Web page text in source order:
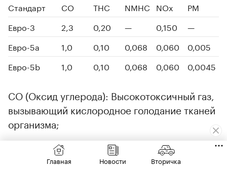
Стандарт СО ТНС NMHC NOx
PM
Евро-3
2,3 0,20 — 0,150
—
Евро-5а
1,0 0,10 0,068 0,060
0,005
Евро-5b
1,0 0,10 0,068 0,060 0,0045
СО (Оксид углерода): Высокотоксичный газ,
вызывающий кислородное голодание тканей
организма;
ТНС (Общее содержание углеводородов в
выхлопе): Летучие углеводороды вызывают
Главная Новости Вторичка